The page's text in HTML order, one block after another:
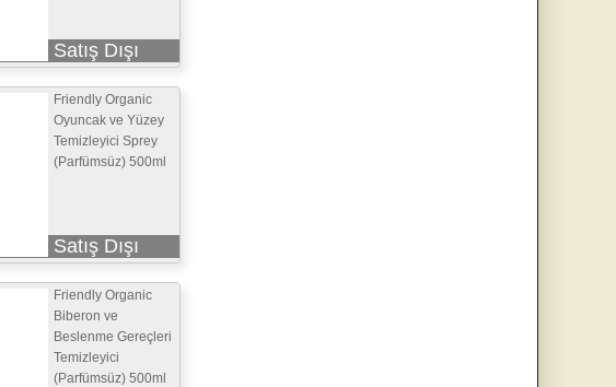
Satış Dışı
Friendly Organic
Oyuncak ve Yüzey
Temizleyici Sprey
(Parfümsüz) 500ml
Satış Dışı
Friendly Organic
Biberon ve
Beslenme Gereçleri
Temizleyici
(Parfümsüz) 500ml